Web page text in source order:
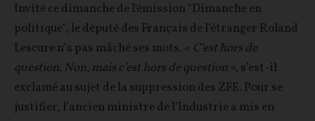
Invité ce dimanche de l'émission "Dimanche en
politique", le député des Français de l’étranger Roland
Lescure n’a pas mâché ses mots. « C’est hors de
question. Non, mais c’est hors de question », s’est-il
exclamé au sujet de la suppression des ZFE. Pour se
justifier, l’ancien ministre de l’Industrie a mis en